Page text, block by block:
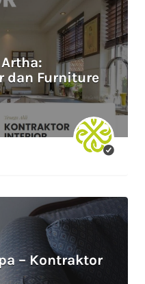
dan Furniture
– Kontraktor